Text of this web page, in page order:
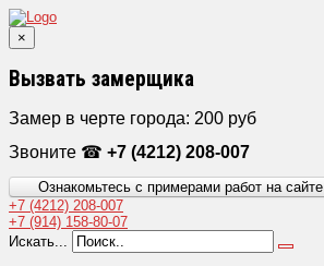
×
Вызвать замерщика
Замер в черте города: 200 руб
Звоните ☎ +7 (4212) 208-007
Ознакомьтесь с примерами работ на сайте
+7 (4212) 208-007
+7 (914) 158-80-07
Искать...